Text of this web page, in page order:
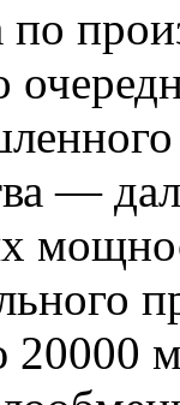
по
—